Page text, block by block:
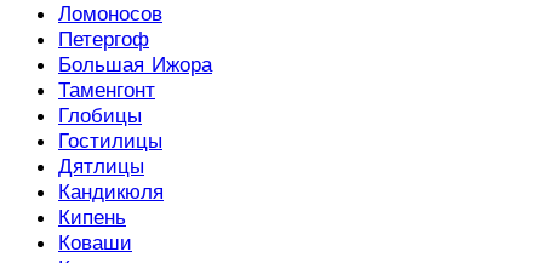
Ломоносов
Петергоф
Большая Ижора
Таменгонт
Глобицы
Гостилицы
Дятлицы
Кандикюля
Кипень
Коваши